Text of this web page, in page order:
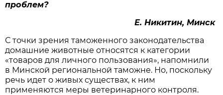
проблем?
Е. Никитин, Минск
С точки зрения таможенного законодательства
домашние животные относятся к категории
«товаров для личного пользования», напомнили
в Минской региональной таможне. Но, поскольку
речь идет о живых существах, к ним
применяются меры ветеринарного контроля.